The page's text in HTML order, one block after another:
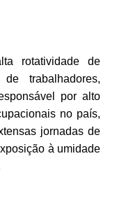
rotatividade de
trabalhadores,
por alto
no país,
jornadas de
à umidade